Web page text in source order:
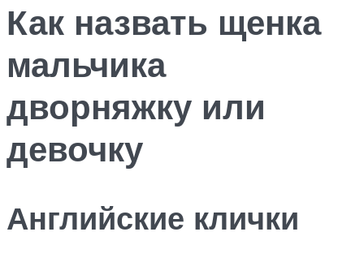
Как назвать щенка
мальчика
дворняжку или
девочку
Английские клички